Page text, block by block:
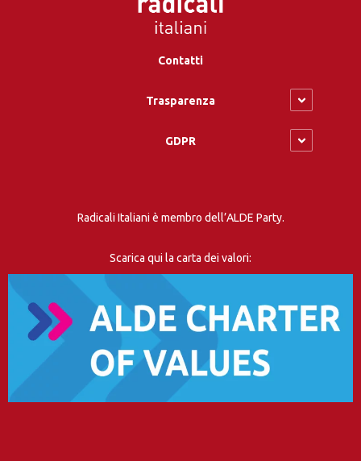
Contatti
Trasparenza
GDPR
Radicali Italiani è membro dell’ALDE Party.
Scarica qui la carta dei valori: